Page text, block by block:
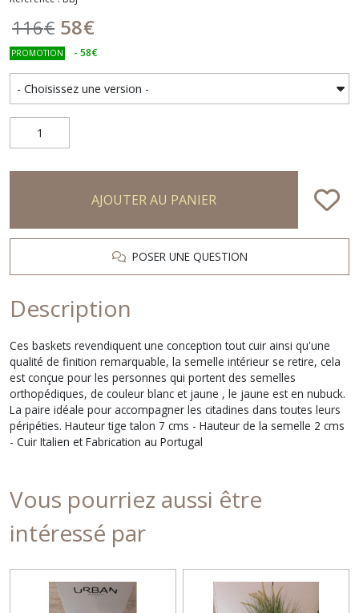
116€ 58€
PROMOTION - 58€
AJOUTER AU PANIER
POSER UNE QUESTION
Description
Ces baskets revendiquent une conception tout cuir ainsi qu'une
qualité de finition remarquable, la semelle intérieur se retire, cela
est conçue pour les personnes qui portent des semelles
orthopédiques, de couleur blanc et jaune , le jaune est en nubuck.
La paire idéale pour accompagner les citadines dans toutes leurs
péripéties. Hauteur tige talon 7 cms - Hauteur de la semelle 2 cms
- Cuir Italien et Fabrication au Portugal
Vous pourriez aussi être
intéressé par